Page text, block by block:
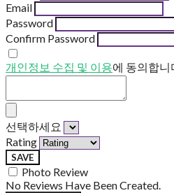
Email
Password
Confirm Password
개인정보 수집 및 이용에 동의합니
선택하세요
Rating
SAVE
Photo Review
No Reviews Have Been Created.